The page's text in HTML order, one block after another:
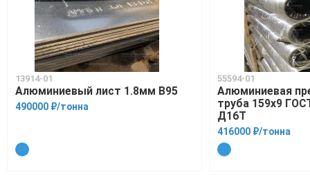
13914-01
Алюминиевый лист 1.8мм В95
490000 ₽/тонна
55594-01
Алюминиевая
труба 159х9
Д16Т
416000 ₽/тонна